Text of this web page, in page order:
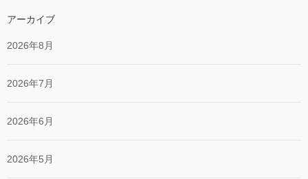
アーカイブ
2026年8月
2026年7月
2026年6月
2026年5月